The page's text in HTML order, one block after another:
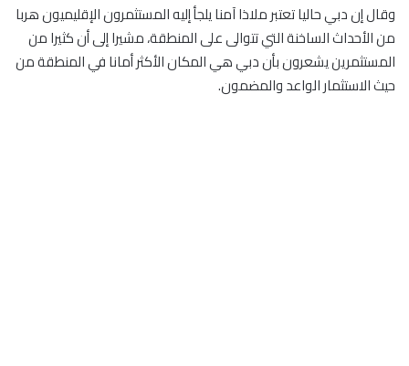
وقال إن دبي حاليا تعتبر ملاذا آمنا يلجأ إليه المستثمرون الإقليميون هربا
من الأحداث الساخنة التي تتوالى على المنطقة، مشيرا إلى أن كثيرا من
المستثمرين يشعرون بأن دبي هي المكان الأكثر أمانا في المنطقة من
حيث الاستثمار الواعد والمضمون.